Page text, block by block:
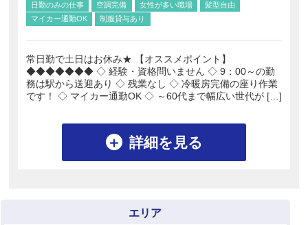
日勤のみの仕事
空調完備 女性が多い職場
髪型自由
マイカー通勤OK
制服貸与あり
常日勤で土日はお休み★ 【オススメポイント】
◆◆◆◆◆◆◆ ◇ 経験・資格問いません ◇ 9：00～の勤
務は駅から送迎あり ◇ 残業なし ◇ 冷暖房完備の座り作業
です！ ◇ マイカー通勤OK ◇ ～60代まで幅広い世代が […]
詳細を見る
エリア